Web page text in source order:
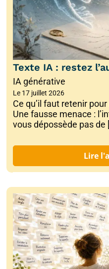
Texte IA : restez
IA générative
Le 17 juillet 2026
Ce qu’il faut retenir
Une fausse menace :
vous dépossède pas de
Lire